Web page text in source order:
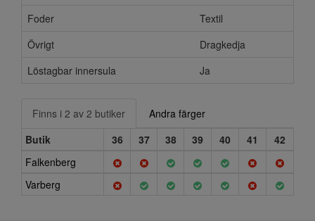
Foder
Textil
Övrigt
Dragkedja
Löstagbar innersula
Ja
Finns i 2 av 2 butiker
Andra färger
Butik
36 37 38 39 40 41
42
Falkenberg
Varberg